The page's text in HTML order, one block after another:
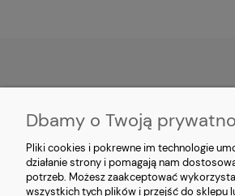
PŁATNOŚCI I DOSTAWA
INFORMACJE
Dbamy o Twoją
Pliki cookies i pokrewne im technologie
działanie strony i pomagają nam
potrzeb. Możesz zaakceptować
wszystkich tych plików i przejść do sklepu